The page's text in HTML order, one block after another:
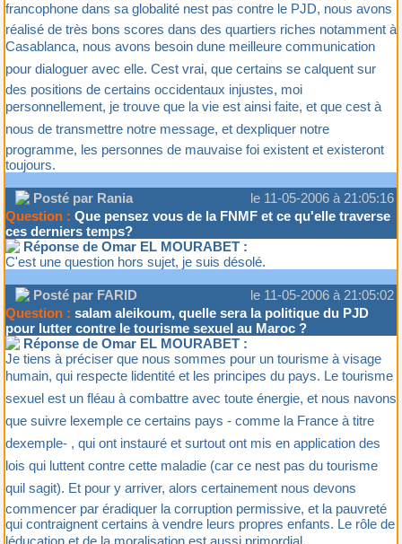
francophone dans sa globalité nest pas contre le PJD, nous avons
réalisé de très bons scores dans des quartiers riches notamment à
Casablanca, nous avons besoin dune meilleure communication
pour dialoguer avec elle. Cest vrai, que certains se calquent sur
des positions de certains occidentaux injustes, moi
personnellement, je trouve que la vie est ainsi faite, et que cest à
nous de transmettre notre message, et dexpliquer notre
programme, les personnes de mauvaise foi existent et existeront
toujours.
Posté par Rania
le 11-05-2006 à 21:05:16
Question : Que pensez vous de la FNMF et ce qu'elle traverse
ces derniers temps?
Réponse de Omar EL MOURABET :
C'est une question hors sujet, je suis désolé.
Posté par FARID
le 11-05-2006 à 21:05:02
Question : salam aleikoum, quelle sera la politique du PJD
pour lutter contre le tourisme sexuel au Maroc ?
Réponse de Omar EL MOURABET :
Je tiens à préciser que nous sommes pour un tourisme à visage
humain, qui respecte lidentité et les principes du pays. Le tourisme
sexuel est un fléau à combattre avec toute énergie, et nous navons
que suivre lexemple ce certains pays - comme la France à titre
dexemple- , qui ont instauré et surtout ont mis en application des
lois qui luttent contre cette maladie (car ce nest pas du tourisme
quil sagit). Et pour y arriver, alors certainement nous devons
commencer par éradiquer la corruption permissive, et la pauvreté
qui contraignent certains à vendre leurs propres enfants. Le rôle de
léducation et de la moralisation est aussi primordial.